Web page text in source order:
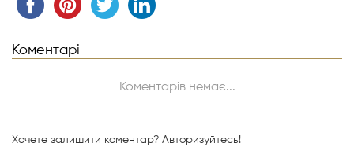
Коментарі
Коментарів немає...
Хочете залишити коментар? Авторизуйтесь!